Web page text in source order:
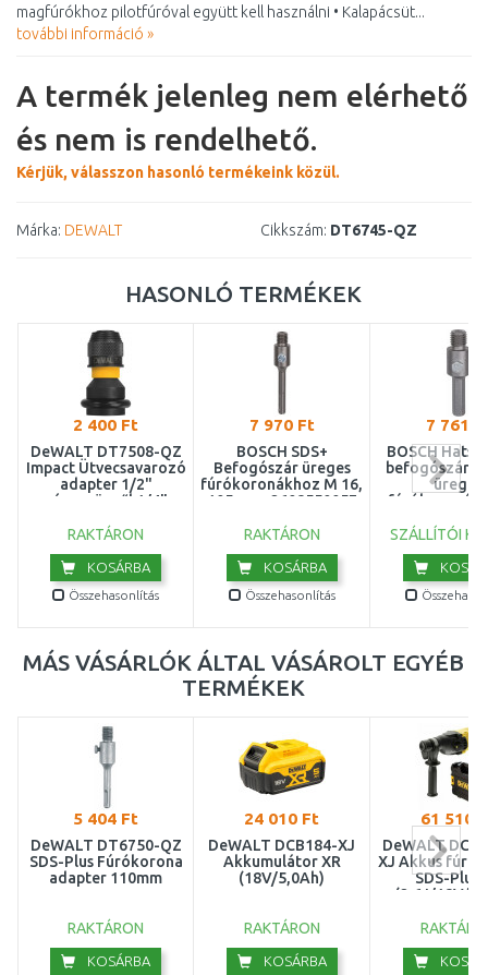
magfúrókhoz pilotfúróval együtt kell használni • Kalapácsüt...
további információ »
A termék jelenleg nem elérhető
és nem is rendelhető.
Kérjük, válasszon hasonló termékeink közül.
Márka: DEWALT Cikkszám: DT6745-QZ
HASONLÓ TERMÉKEK
2 400 Ft
DeWALT DT7508-QZ
Impact Ütvecsavarozó
adapter 1/2"
négyszögről 1/4"
RAKTÁRON
KOSÁRBA
Összehasonlítás
7 970 Ft
BOSCH SDS+
Befogószár üreges
fúrókoronákhoz M 16,
105 mm, 2608550057
RAKTÁRON
KOSÁRBA
Összehasonlítás
7 761
BOSCH
befogószár
üreges
SZÁLLÍTÓI
MÁS VÁSÁRLÓK ÁLTAL VÁSÁROLT EGYÉB
TERMÉKEK
5 404 Ft
DeWALT DT6750-QZ
SDS-Plus Fúrókorona
adapter 110mm
RAKTÁRON
KOSÁRBA
24 010 Ft
DeWALT DCB184-XJ
Akkumulátor XR
(18V/5,0Ah)
RAKTÁRON
KOSÁRBA
61 510
DeWALT
XJ Akkus
SDS-Plus
(2,6J/18V/